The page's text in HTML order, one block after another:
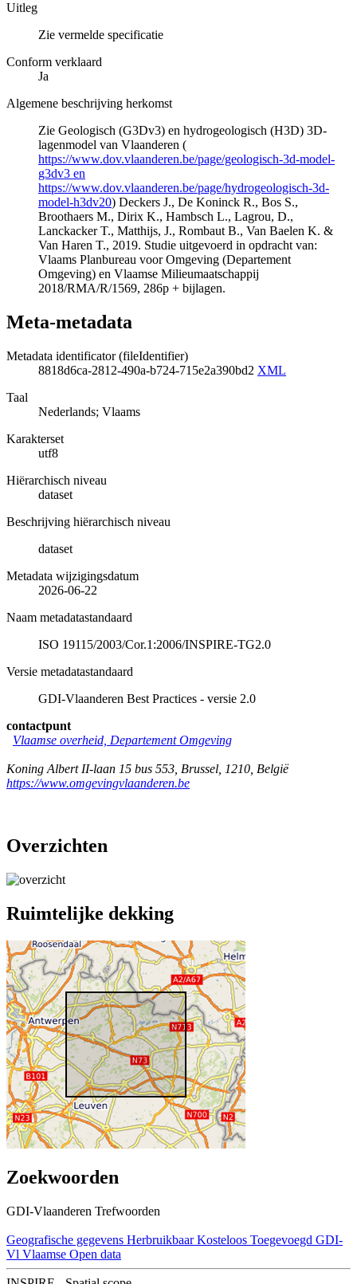
Uitleg
Zie vermelde specificatie
Conform verklaard
Ja
Algemene beschrijving herkomst
Zie Geologisch (G3Dv3) en hydrogeologisch (H3D) 3D-
lagenmodel van Vlaanderen (
https://www.dov.vlaanderen.be/page/geologisch-3d-model-
g3dv3 en
https://www.dov.vlaanderen.be/page/hydrogeologisch-3d-
model-h3dv20) Deckers J., De Koninck R., Bos S.,
Broothaers M., Dirix K., Hambsch L., Lagrou, D.,
Lanckacker T., Matthijs, J., Rombaut B., Van Baelen K. &
Van Haren T., 2019. Studie uitgevoerd in opdracht van:
Vlaams Planbureau voor Omgeving (Departement
Omgeving) en Vlaamse Milieumaatschappij
2018/RMA/R/1569, 286p + bijlagen.
Meta-metadata
Metadata identificator (fileIdentifier)
8818d6ca-2812-490a-b724-715e2a390bd2 XML
Taal
Nederlands; Vlaams
Karakterset
utf8
Hiërarchisch niveau
dataset
Beschrijving hiërarchisch niveau
dataset
Metadata wijzigingsdatum
2026-06-22
Naam metadatastandaard
ISO 19115/2003/Cor.1:2006/INSPIRE-TG2.0
Versie metadatastandaard
GDI-Vlaanderen Best Practices - versie 2.0
contactpunt
Vlaamse overheid, Departement Omgeving
Koning Albert II-laan 15 bus 553 Brussel 1210 België
https://www.omgevingvlaanderen.be
Overzichten
Ruimtelijke dekking
Zoekwoorden
GDI-Vlaanderen Trefwoorden
Geografische gegevens Herbruikbaar Kosteloos Toegevoegd GDI-
Vl Vlaamse Open data